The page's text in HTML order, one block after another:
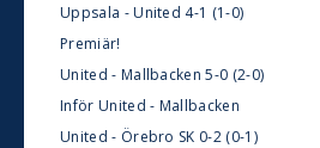
Uppsala - United 4-1 (1-0)
Premiär!
United - Mallbacken 5-0 (2-0)
Inför United - Mallbacken
United - Örebro SK 0-2 (0-1)